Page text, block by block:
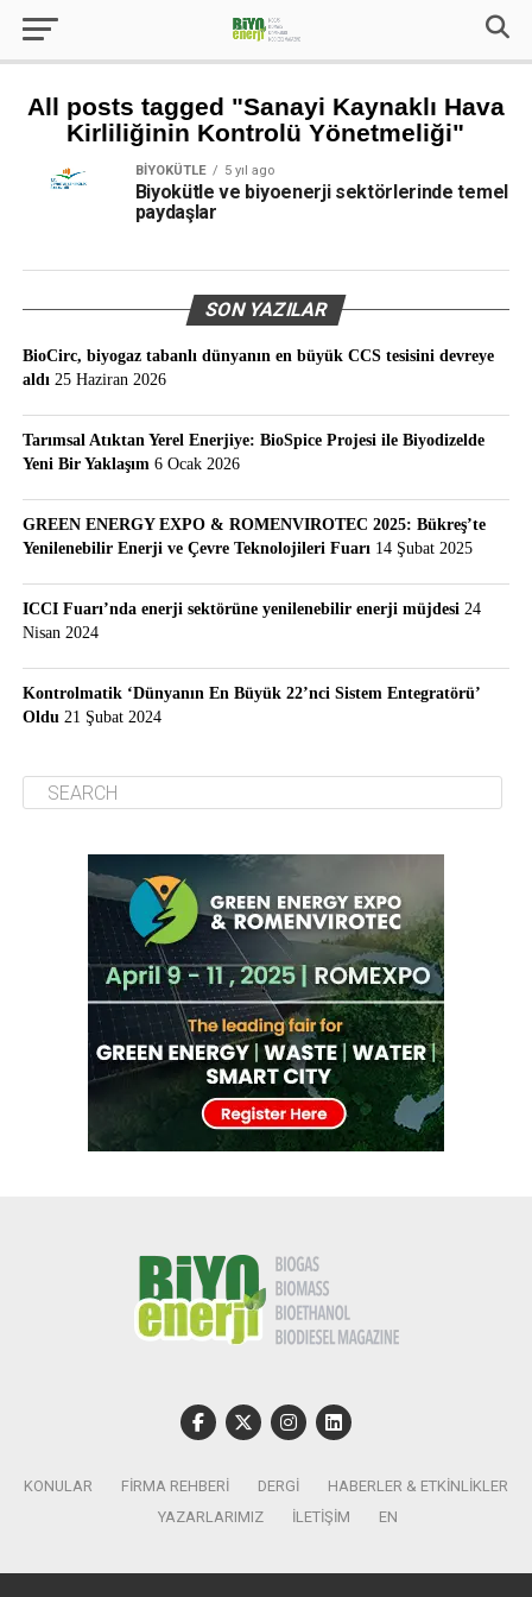
All posts tagged "Sanayi Kaynaklı Hava
Kirliliğinin Kontrolü Yönetmeliği"
BIYOKÜTLE 5 yıl ago
Biyokütle ve biyoenerji sektörlerinde temel
paydaşlar
SON YAZILAR
BioCirc, biyogaz tabanlı dünyanın en büyük CCS tesisini devreye
aldı 25 Haziran 2026
Tarımsal Atıktan Yerel Enerjiye: BioSpice Projesi ile Biyodizelde
Yeni Bir Yaklaşım 6 Ocak 2026
GREEN ENERGY EXPO & ROMENVIROTEC 2025: Bükreş’te
Yenilenebilir Enerji ve Çevre Teknolojileri Fuarı 14 Şubat 2025
ICCI Fuarı’nda enerji sektörüne yenilenebilir enerji müjdesi 24
Nisan 2024
Kontrolmatik ‘Dünyanın En Büyük 22’nci Sistem Entegratörü’
Oldu 21 Şubat 2024
KONULAR FIRMA REHBERI DERGI
HABERLER & ETKINLIKLER
YAZARLARIMIZ
İLETIŞIM EN